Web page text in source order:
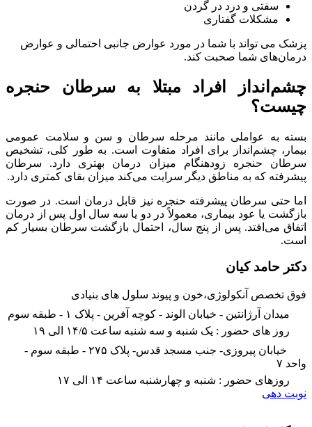
سفتی و درد در گردن
مشکلات گفتاری
پزشک می تواند با شما در مورد عوارض جانبی احتمالی و عوارض
درمان‌های شما صحبت کند.
چشم‌انداز افراد مبتلا به سرطان حنجره
چیست؟
بسته به عواملی مانند مرحله سرطان و سن و سلامت عمومی
بیمار، چشم‌انداز برای افراد متفاوت است. به طور کلی، تشخیص
سرطان حنجره زودهنگام میزان درمان بهتری دارد. سرطان
پیشرفته که به مناطق دیگر سرایت می‌کند میزان بقای کمتری دارد.
اما حتی سرطان پیشرفته حنجره نیز قابل درمان است. در صورت
بازگشت یا عود بیماری، معمولاً در دو یا سه سال اول پس از درمان
اتفاق می‌افتد. پس از پنج سال، احتمال بازگشت سرطان بسیار کم
است.
دکتر حامد کیان
فوق تخصص آنکولوژی،خون و پیوند سلول های بنیادی
میدان آرژانتین - خیابان الوند - کوچه آفرین - پلاک ۱ - طبقه سوم
روز های حضور : یک شنبه و سه شنبه ساعت ۱۴/۵ الی ۱۹
خیابان پیروزی- جنب مسجد قدس- پلاک ۲۷۵ - طبقه سوم -
واحد ۷
روزهای حضور : شنبه و چهارشنبه ساعت ۱۴ الی ۱۷
نوبت دهی